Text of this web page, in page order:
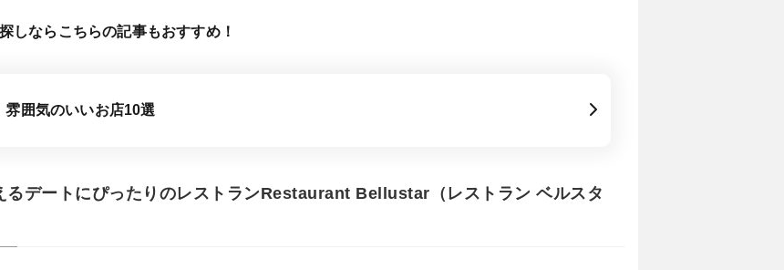
しならこちらの記事もおすすめ！
囲気のいいお店10選
るデートにぴったりのレストランRestaurant Bellustar（レストラン ベルスタ